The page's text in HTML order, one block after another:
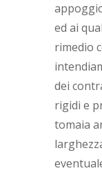
ed ai
rimedio
dei
rigidi e
tomaia